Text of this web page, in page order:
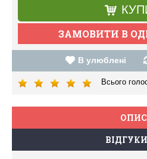
В улюблені
Всього
ОПИС